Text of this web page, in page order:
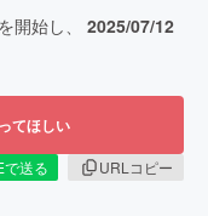
開始し、 2025/07/12
てほしい
で送る
URLコピー